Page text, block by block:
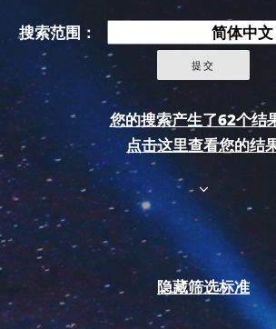
搜索范围：
您的搜索产生了62个结
点击这里查看您的结
隐藏筛选标准